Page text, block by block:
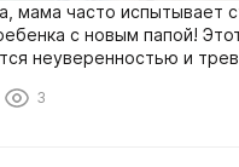
мама часто испытывает
с новым папой!
неуверенностью и
комфорта.Перешагнуть на
3